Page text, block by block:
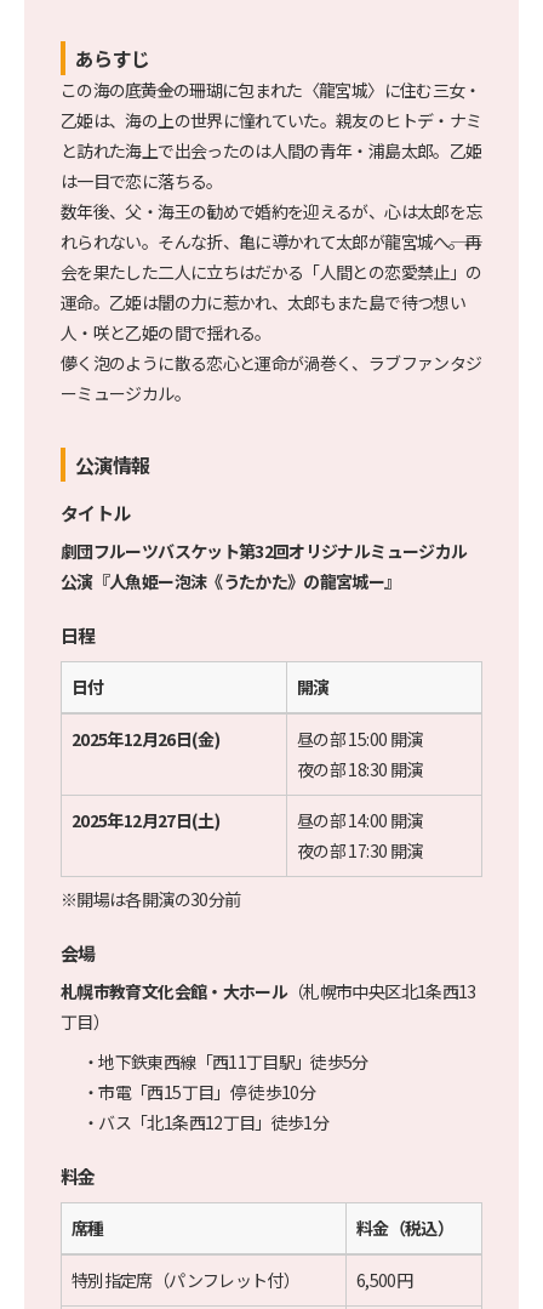
あらすじ
この海の底――黄金の珊瑚に包まれた〈龍宮城〉に住む三女・
乙姫は、海の上の世界に憧れていた。親友のヒトデ・ナミ
と訪れた海上で出会ったのは人間の青年・浦島太郎。乙姫
は一目で恋に落ちる。
数年後、父・海王の勧めで婚約を迎えるが、心は太郎を忘
れられない。そんな折、亀に導かれて太郎が龍宮城へ――。再
会を果たした二人に立ちはだかる「人間との恋愛禁止」の
運命。乙姫は闇の力に惹かれ、太郎もまた島で待つ想い
人・咲と乙姫の間で揺れる。
儚く泡のように散る恋心と運命が渦巻く、ラブファンタジ
ーミュージカル。
公演情報
タイトル
劇団フルーツバスケット第32回オリジナルミュージカル
公演『人魚姫ー泡沫《うたかた》の龍宮城ー』
日程
日付 開演
2025年12月26日(金)
昼の部 15:00 開演
夜の部 18:30 開演
2025年12月27日(土)
昼の部 14:00 開演
夜の部 17:30 開演
※開場は各開演の30分前
会場
札幌市教育文化会館・大ホール（札幌市中央区北1条西13
丁目）
地下鉄東西線「西11丁目駅」徒歩5分
市電「西15丁目」停 徒歩10分
バス「北1条西12丁目」徒歩1分
料金
席種 料金（税込）
特別指定席（パンフレット付） 6,500円